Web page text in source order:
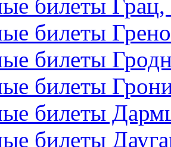
билеты
билеты
билеты
билеты
билеты
билеты